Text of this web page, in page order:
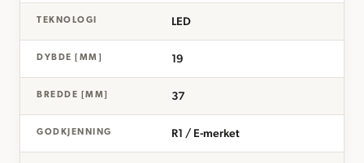
TEKNOLOGI LED
DYBDE [MM] 19
BREDDE [MM] 37
GODKJENNING R1 / E-merket